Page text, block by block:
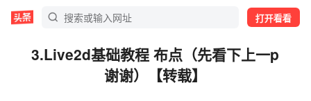
打开看看
3.Live2d基础教程 布点（先看下上一p
谢谢）【转载】